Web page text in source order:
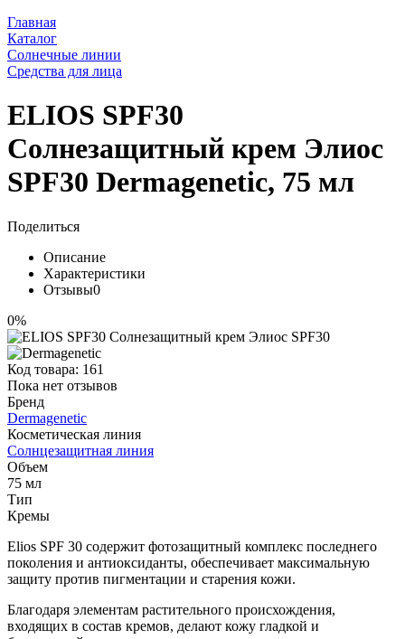
Главная
Каталог
Солнечные линии
Средства для лица
ELIOS SPF30
Солнезащитный крем Элиос
SPF30 Dermagenetic, 75 мл
Поделиться
Описание
Характеристики
Отзывы0
0%
Код товара: 161
Пока нет отзывов
Бренд
Dermagenetic
Косметическая линия
Солнцезащитная линия
Объем
75 мл
Тип
Кремы
Elios SPF 30 содержит фотозащитный комплекс последнего
поколения и антиоксиданты, обеспечивает максимальную
защиту против пигментации и старения кожи.
Благодаря элементам растительного происхождения,
входящих в состав кремов, делают кожу гладкой и